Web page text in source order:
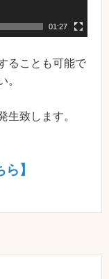
01:27
ることも可能で
。
致します。
】